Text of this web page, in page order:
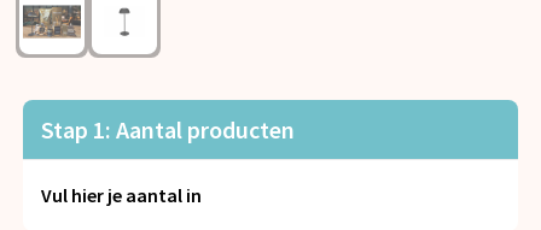
Reisbenodigdheden
Schrijfwaren
Sleutelhangers en Lanyards
Stap 1: Aantal producten
Vul hier je aantal in